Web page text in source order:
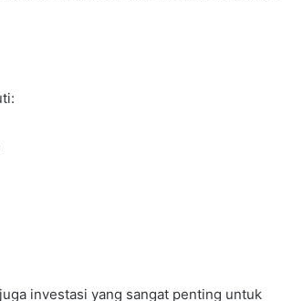
investasi yang sangat penting untuk